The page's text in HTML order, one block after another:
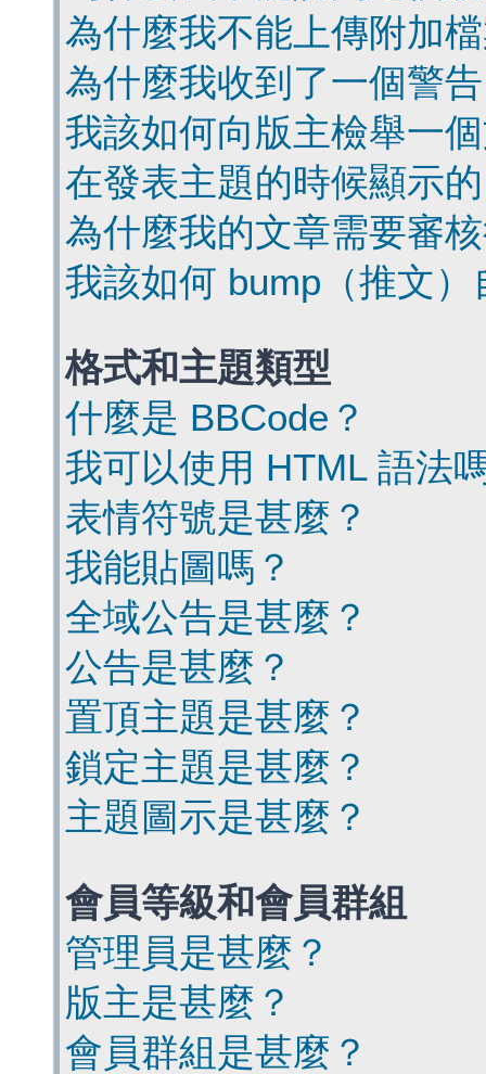
為什麼我不能上傳附加
為什麼我收到了一個警
我該如何向版主檢舉一
在發表主題的時候顯示
為什麼我的文章需要審
我該如何 bump（推文
格式和主題類型
什麼是 BBCode？
我可以使用 HTML 語法
表情符號是甚麼？
我能貼圖嗎？
全域公告是甚麼？
公告是甚麼？
置頂主題是甚麼？
鎖定主題是甚麼？
主題圖示是甚麼？
會員等級和會員群組
管理員是甚麼？
版主是甚麼？
會員群組是甚麼？